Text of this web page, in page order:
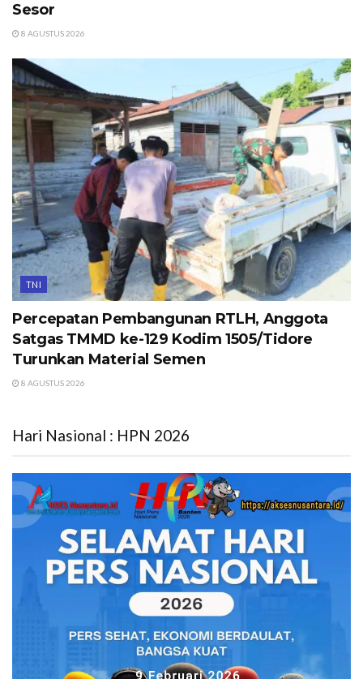
Sesor
8 AGUSTUS 2026
TNI
Percepatan Pembangunan RTLH, Anggota
Satgas TMMD ke-129 Kodim 1505/Tidore
Turunkan Material Semen
8 AGUSTUS 2026
Hari Nasional : HPN 2026